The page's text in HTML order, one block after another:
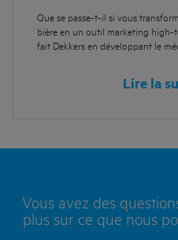
Que se passe-t-il si vous
bière en un outil marketing high-
fait Dekkers en développant le
Lire la
Vous avez des
plus sur ce que nous